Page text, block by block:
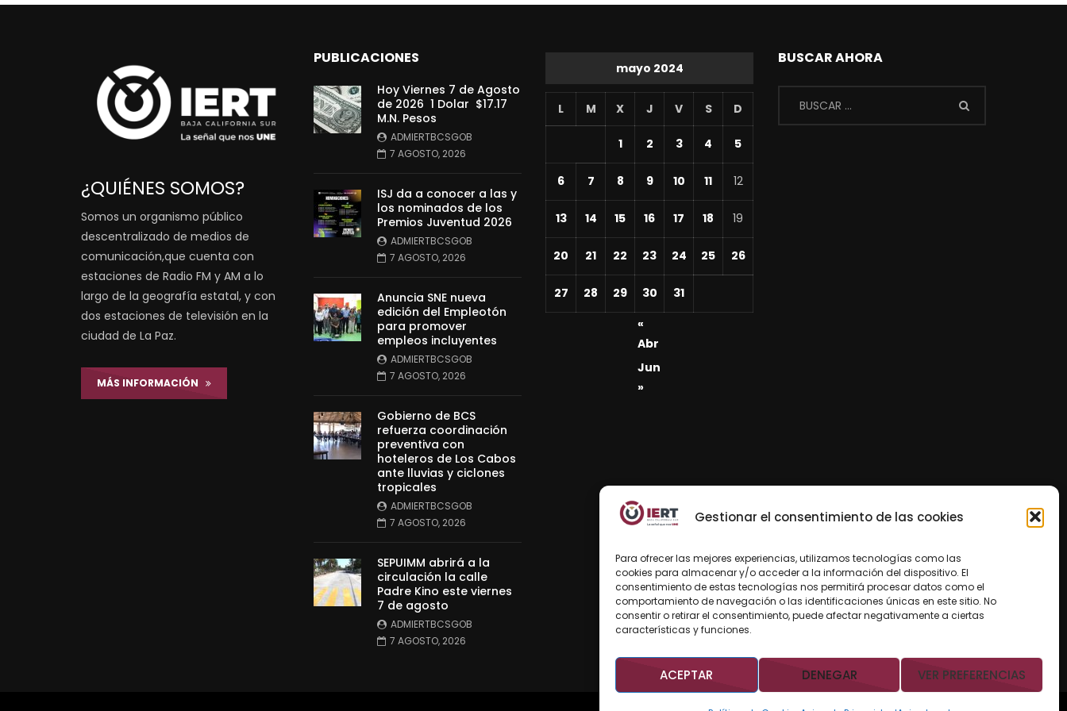
Gestionar el consentimiento de las cookies
Para ofrecer las mejores experiencias, utilizamos tecnologías como las
cookies para almacenar y/o acceder a la información del dispositivo. El
consentimiento de estas tecnologías nos permitirá procesar datos como el
comportamiento de navegación o las identificaciones únicas en este sitio. No
consentir o retirar el consentimiento, puede afectar negativamente a ciertas
características y funciones.
ACEPTAR DENEGAR VER PREFERENCIAS
¿QUIÉNES SOMOS?
Somos un organismo público
descentralizado de medios de
comunicación,que cuenta con
estaciones de Radio FM y AM a lo
largo de la geografía estatal, y con
dos estaciones de televisión en la
ciudad de La Paz.
MÁS INFORMACIÓN
PUBLICACIONES
Hoy Viernes 7 de Agosto
de 2026 1 Dolar $17.17
M.N. Pesos
ADMIERTBCSGOB
7 AGOSTO, 2026
ISJ da a conocer a las y
los nominados de los
Premios Juventud 2026
ADMIERTBCSGOB
7 AGOSTO, 2026
Anuncia SNE nueva
edición del Empleotón
para promover
empleos incluyentes
ADMIERTBCSGOB
7 AGOSTO, 2026
Gobierno de BCS
refuerza coordinación
preventiva con
hoteleros de Los Cabos
ante lluvias y ciclones
tropicales
ADMIERTBCSGOB
7 AGOSTO, 2026
SEPUIMM abrirá a la
circulación la calle
Padre Kino este viernes
7 de agosto
ADMIERTBCSGOB
7 AGOSTO, 2026
mayo 2024
L M X J V S D
1 2 3 4 5
6 7 8 9 10 11 12
13 14 15 16 17 18 19
20 21 22 23 24 25 26
27 28 29 30
31
«
Abr
Jun
»
BUSCAR AHORA